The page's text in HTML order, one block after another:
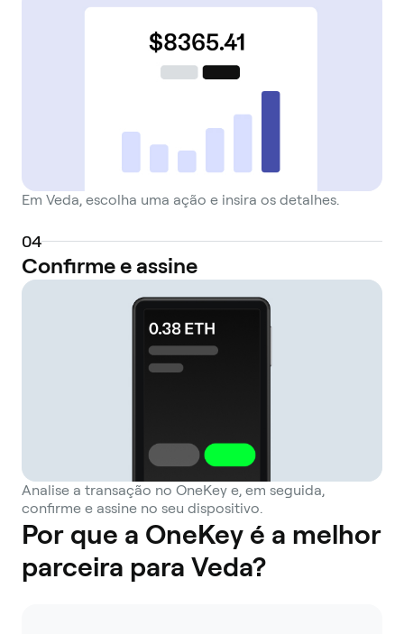
Em Veda, escolha uma ação e insira os detalhes.
04
Confirme e assine
Analise a transação no OneKey e, em seguida,
confirme e assine no seu dispositivo.
Por que a OneKey é a melhor
parceira para Veda?